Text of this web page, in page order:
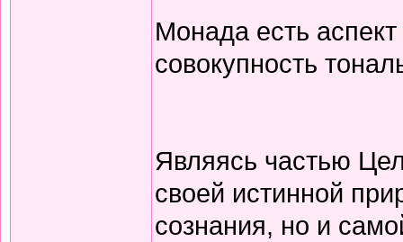
Монада есть
совокупность
Являясь частью
своей истинной
сознания, но и